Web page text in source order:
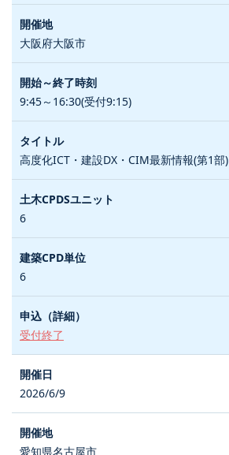
大阪府大阪市
9:45～16:30(受付9:15)
高度化ICT・建設DX・CIM最新情報(第1部)
6
6
受付終了
2026/6/9
愛知県名古屋市